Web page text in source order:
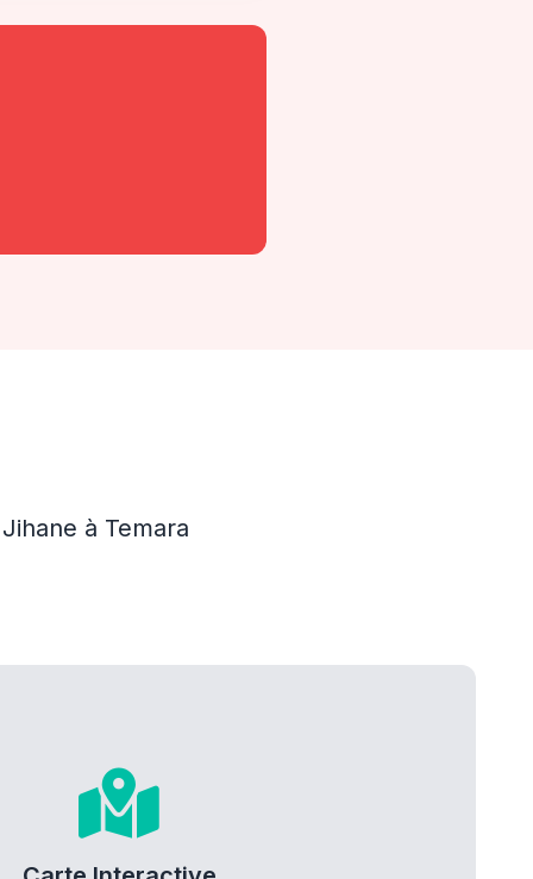
à Temara